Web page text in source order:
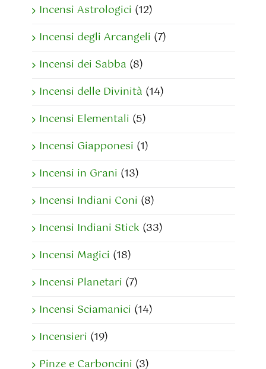
Incensi Astrologici (12)
Incensi degli Arcangeli (7)
Incensi dei Sabba (8)
Incensi delle Divinità (14)
Incensi Elementali (5)
Incensi Giapponesi (1)
Incensi in Grani (13)
Incensi Indiani Coni (8)
Incensi Indiani Stick (33)
Incensi Magici (18)
Incensi Planetari (7)
Incensi Sciamanici (14)
Incensieri (19)
Pinze e Carboncini (3)